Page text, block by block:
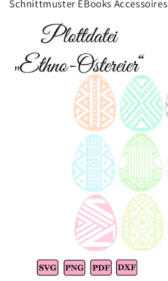
Schnittmuster EBooks Accessoires